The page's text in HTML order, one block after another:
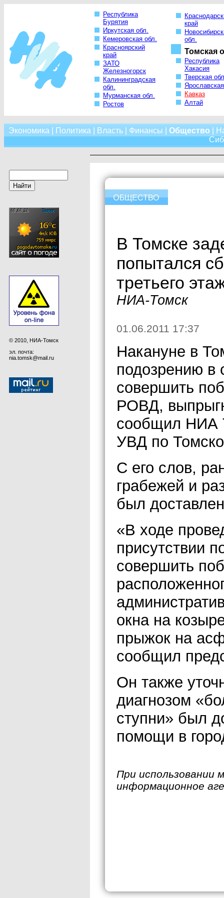
Республика
Бурятия
Иркутская обл.
Кемеровская обл.
Красноярский
край
ЗАТО
Железногорск
Калининградская
обл.
Мурманская обл.
Ростов
край
обл.
Томская
Республика
Хакасия
Тверская
Кавказ
Алтай
Экономика Политика Власть| Финансы Общество
© 2010, НИА-Томск
эл. почта:
nia.tomsk@mail.ru
В Томске
попытался
третьего
НИА-Томск
01.06.2011 17:37
Накануне в
подозрению в
совершить
РОВД,
сообщил НИА
УВД по
С его слов,
грабежей и
был
«В ходе
присутствии
совершить
окна на
прыжок на
сообщил
Он также
диагнозом
ступни» был
помощи в
При использовании
информационное